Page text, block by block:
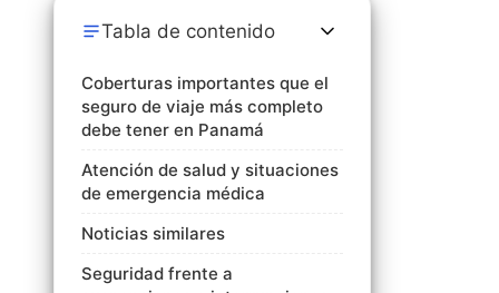
Tabla de contenido
Coberturas importantes que el
seguro de viaje más completo
debe tener en Panamá
Atención de salud y situaciones
de emergencia médica
Noticias similares
Seguridad frente a